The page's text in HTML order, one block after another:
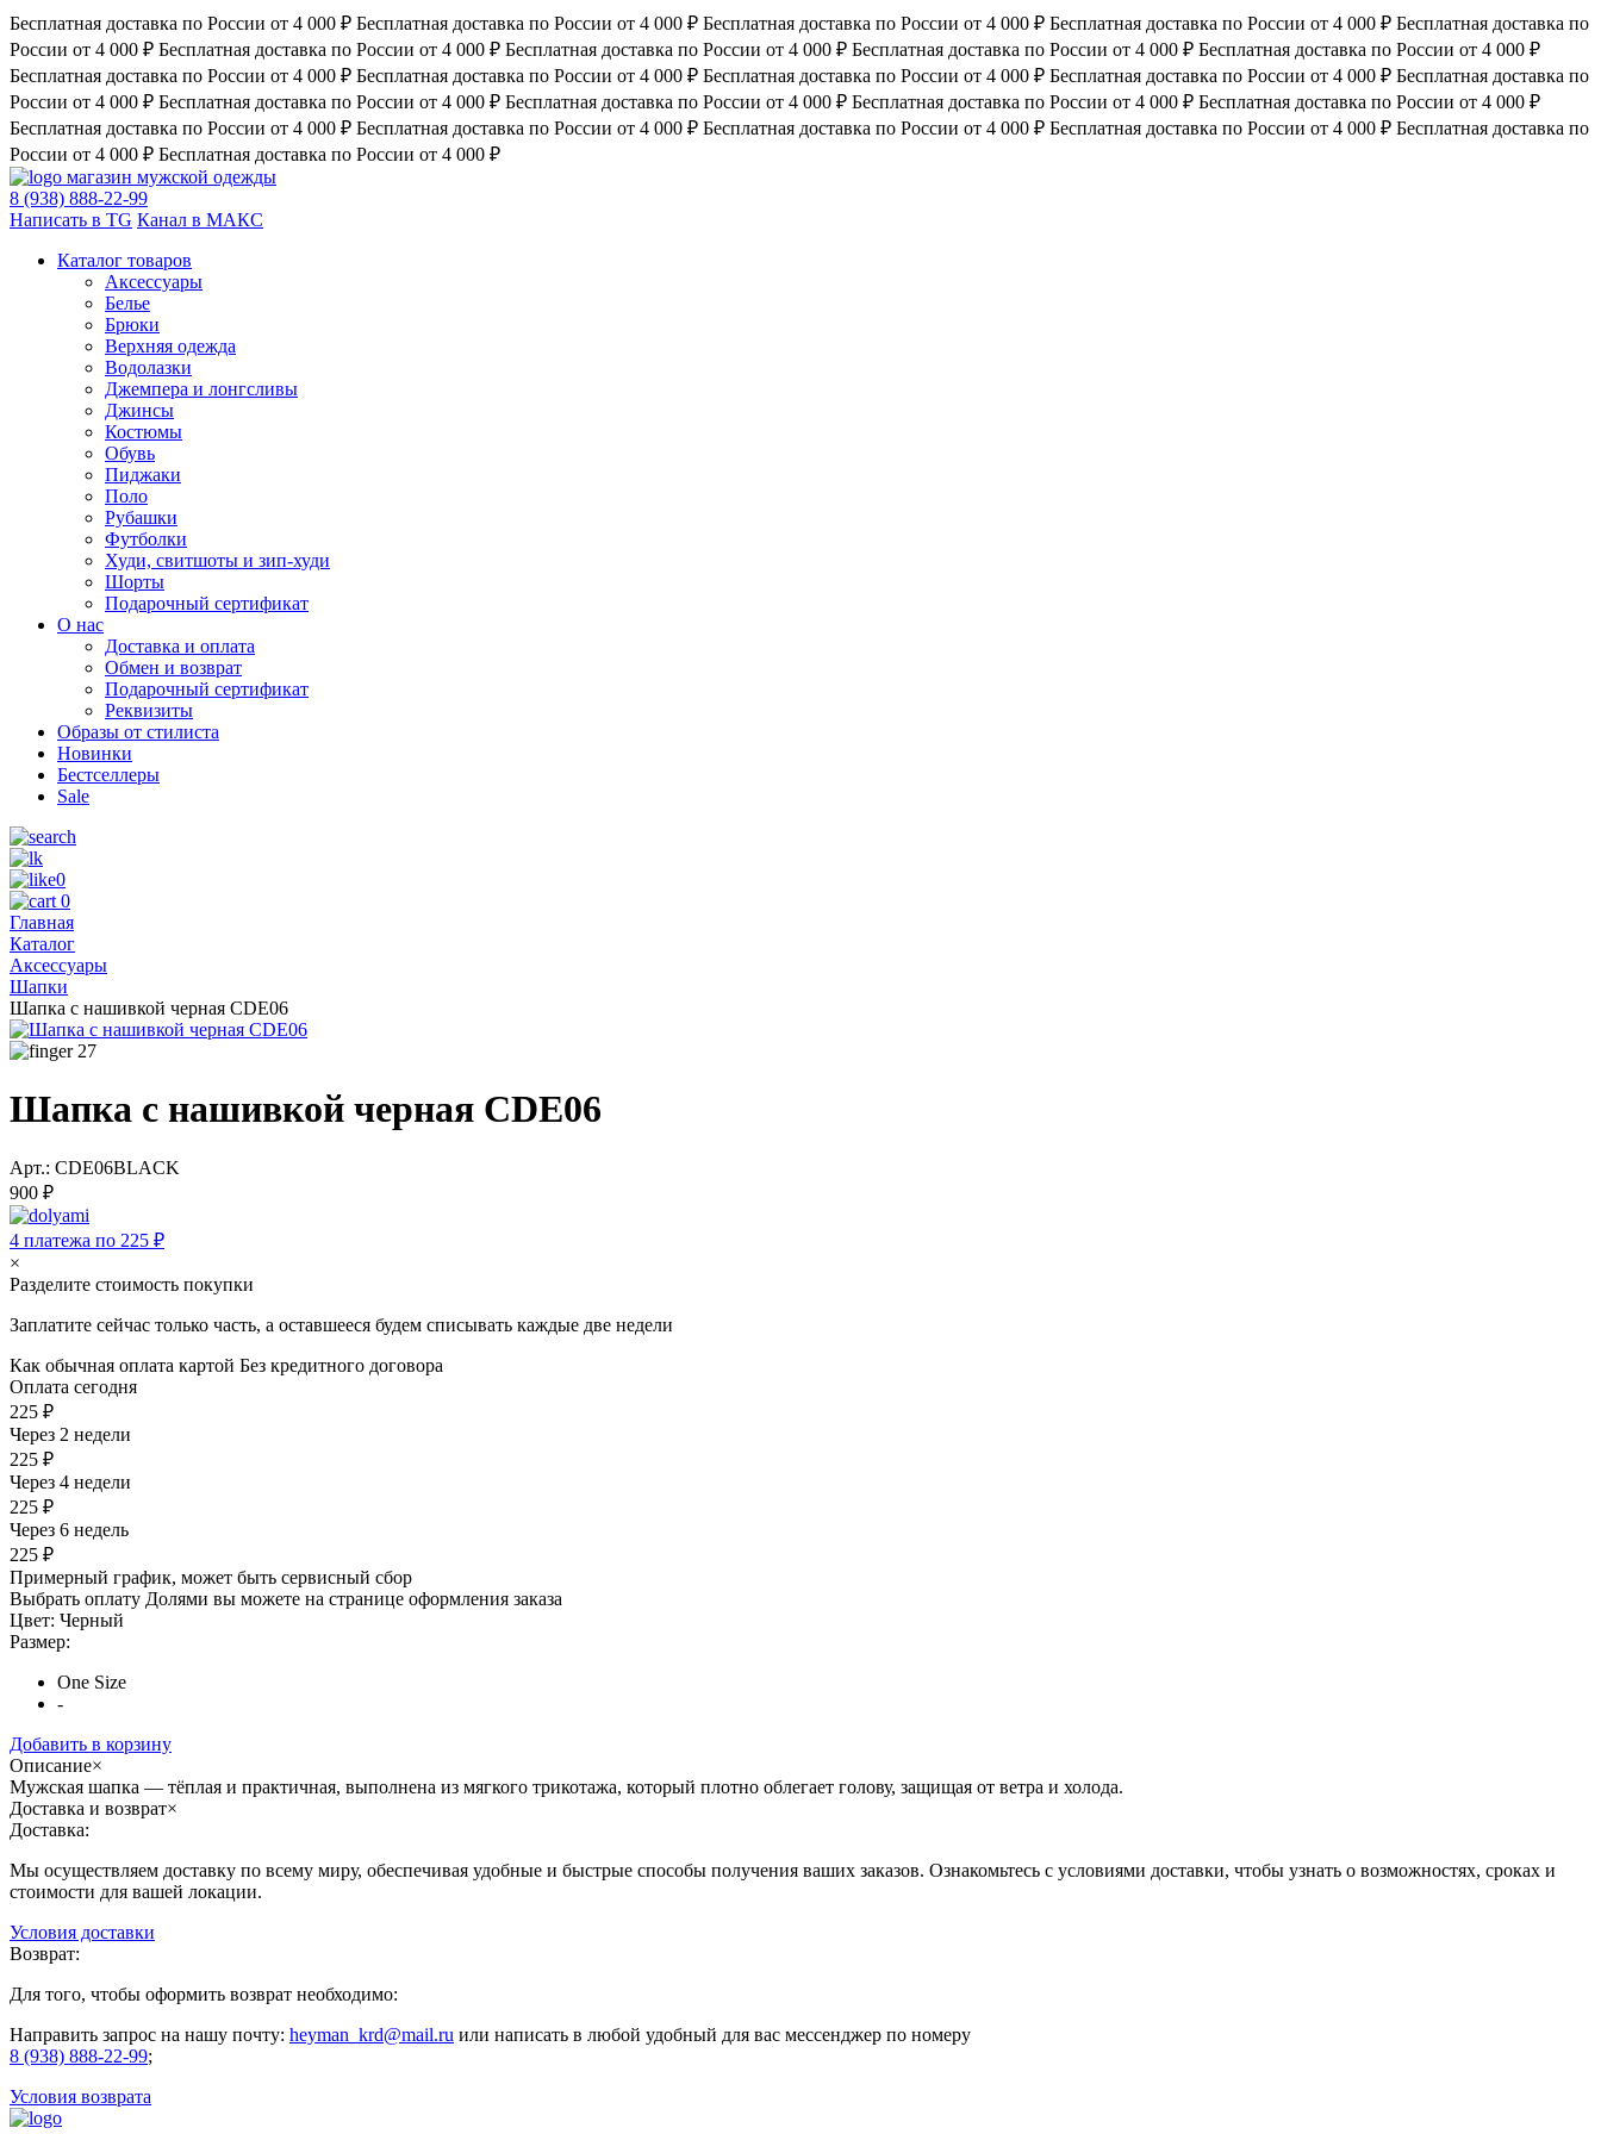
Бесплатная доставка по России от 4 000 ₽ Бесплатная доставка по России от 4 000 ₽ Бесплатная доставка по России от 4 000 ₽ Бесплатная доставка по России от 4 000 ₽ Бесплатная доставка по
России от 4 000 ₽ Бесплатная доставка по России от 4 000 ₽ Бесплатная доставка по России от 4 000 ₽ Бесплатная доставка по России от 4 000 ₽ Бесплатная доставка по России от 4 000 ₽
Бесплатная доставка по России от 4 000 ₽ Бесплатная доставка по России от 4 000 ₽ Бесплатная доставка по России от 4 000 ₽ Бесплатная доставка по России от 4 000 ₽ Бесплатная доставка по
России от 4 000 ₽ Бесплатная доставка по России от 4 000 ₽ Бесплатная доставка по России от 4 000 ₽ Бесплатная доставка по России от 4 000 ₽ Бесплатная доставка по России от 4 000 ₽
Бесплатная доставка по России от 4 000 ₽ Бесплатная доставка по России от 4 000 ₽ Бесплатная доставка по России от 4 000 ₽ Бесплатная доставка по России от 4 000 ₽ Бесплатная доставка по
России от 4 000 ₽ Бесплатная доставка по России от 4 000 ₽
магазин мужской одежды
8 (938) 888-22-99
Написать в TG Канал в МАКС
Каталог товаров
Аксессуары
Белье
Брюки
Верхняя одежда
Водолазки
Джемпера и лонгсливы
Джинсы
Костюмы
Обувь
Пиджаки
Поло
Рубашки
Футболки
Худи, свитшоты и зип-худи
Шорты
Подарочный сертификат
О нас
Доставка и оплата
Обмен и возврат
Подарочный сертификат
Реквизиты
Образы от стилиста
Новинки
Бестселлеры
Sale
0
0
Главная
Каталог
Аксессуары
Шапки
Шапка с нашивкой черная CDE06
27
Шапка с нашивкой черная CDE06
Арт.: CDE06BLACK
900 ₽
4 платежа по 225 ₽
×
Разделите стоимость покупки
Заплатите сейчас только часть, а оставшееся будем списывать каждые две недели
Как обычная оплата картой Без кредитного договора
Оплата сегодня
225 ₽
Через 2 недели
225 ₽
Через 4 недели
225 ₽
Через 6 недель
225 ₽
Примерный график, может быть сервисный сбор
Выбрать оплату Долями вы можете на странице оформления заказа
Цвет: Черный
Размер:
One Size
-
Добавить в корзину
Описание×
Мужская шапка — тёплая и практичная, выполнена из мягкого трикотажа, который плотно облегает голову, защищая от ветра и холода.
Доставка и возврат×
Доставка:
Мы осуществляем доставку по всему миру, обеспечивая удобные и быстрые способы получения ваших заказов. Ознакомьтесь с условиями доставки, чтобы узнать о возможностях, сроках и
стоимости для вашей локации.
Условия доставки
Возврат:
Для того, чтобы оформить возврат необходимо:
Направить запрос на нашу почту: heyman_krd@mail.ru или написать в любой удобный для вас мессенджер по номеру
8 (938) 888-22-99;
Условия возврата